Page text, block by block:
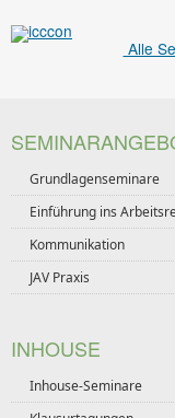
Alle
Grundlagenseminare
Einführung ins
Kommunikation
JAV Praxis
INHOUSE
Inhouse-Seminare